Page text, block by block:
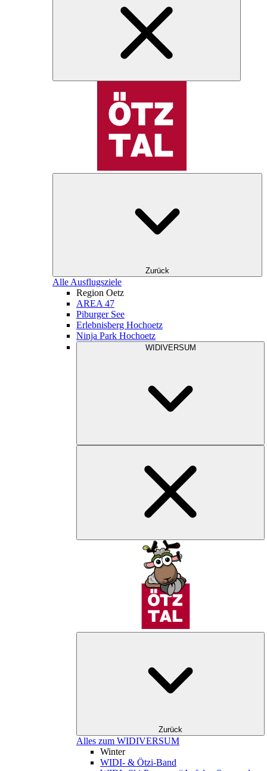
Zurück
Alle Ausflugsziele
Region Oetz
AREA 47
Piburger See
Erlebnisberg Hochoetz
Ninja Park Hochoetz
WIDIVERSUM
Zurück
Alles zum WIDIVERSUM
Winter
WIDI- & Ötzi-Band